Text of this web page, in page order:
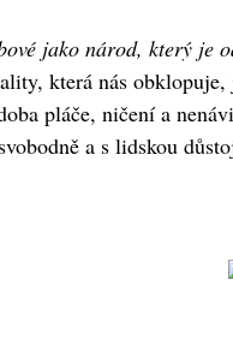
jako národ, který je
která nás
pláče, ničení a
a s lidskou